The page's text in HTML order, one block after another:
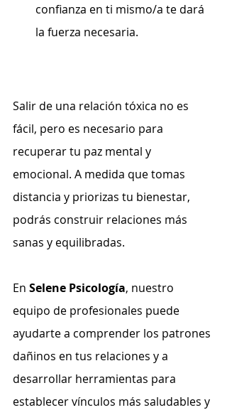
confianza en ti mismo/a te dará
la fuerza necesaria.
Salir de una relación tóxica no es
fácil, pero es necesario para
recuperar tu paz mental y
emocional. A medida que tomas
distancia y priorizas tu bienestar,
podrás construir relaciones más
sanas y equilibradas.
En Selene Psicología, nuestro
equipo de profesionales puede
ayudarte a comprender los patrones
dañinos en tus relaciones y a
desarrollar herramientas para
establecer vínculos más saludables y